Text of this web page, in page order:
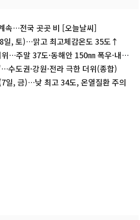
속…전국 곳곳 비 [오늘날씨]
일, 토)…맑고 최고체감온도 35도↑
…주말 37도·동해안 150㎜ 폭우·내륙
수도권·강원·전라 극한 더위(종합)
일, 금)…낮 최고 34도, 온열질환 주의